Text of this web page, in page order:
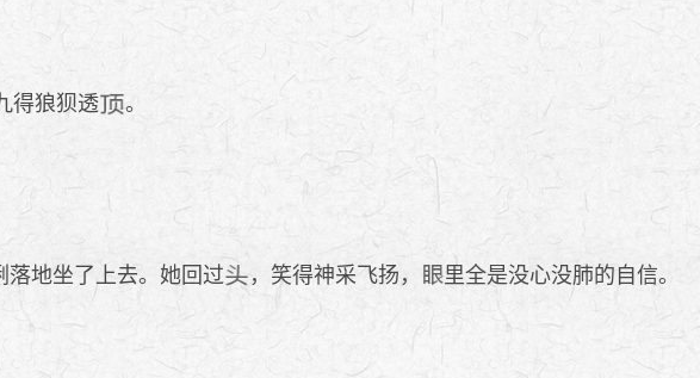
得狼狈透 。
落地坐了上去。她回过 ，笑得神采飞扬， 里全是没心没肺的自信。